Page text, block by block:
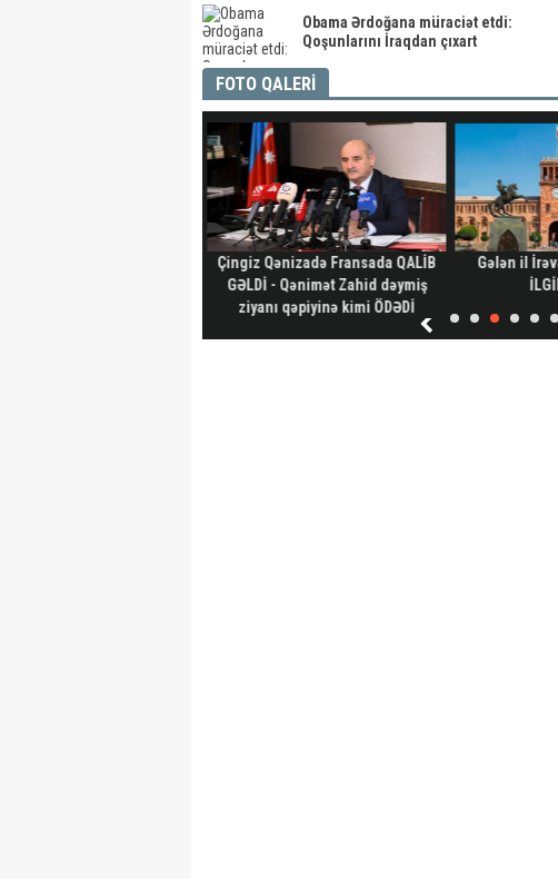
Obama Ərdoğana müraciət etdi:
Qoşunlarını İraqdan çıxart
FOTO QALERİ
Çingiz Qənizadə Fransada QALİB
GƏLDİ - Qənimət Zahid dəymiş
ziyanı qəpiyinə kimi ÖDƏDİ
Gələn il